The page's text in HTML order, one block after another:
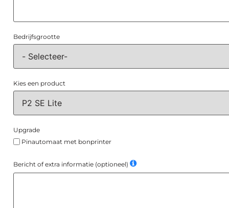
Bedrijfsgrootte
Kies een product
Upgrade
Pinautomaat met bonprinter
Bericht of extra informatie (optioneel)